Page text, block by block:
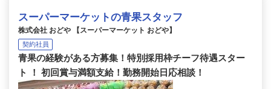
スーパーマーケットの青果スタッフ
株式会社 おどや 【スーパーマーケット おどや】
契約社員
青果の経験がある方募集！特別採用枠チーフ待遇スター
ト ！ 初回賞与満額支給！勤務開始日応相談！